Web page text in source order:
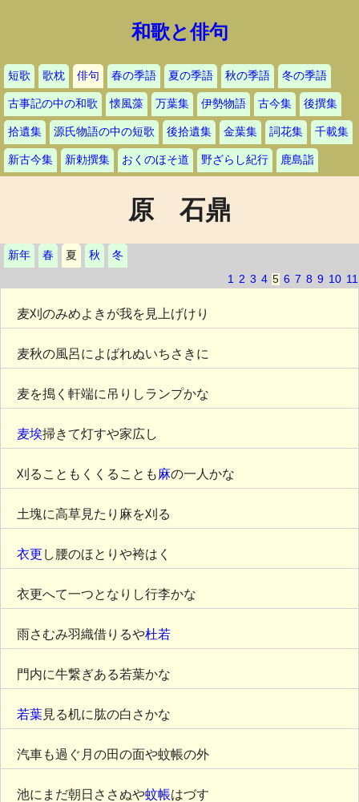
和歌と俳句
短歌 歌枕 俳句 春の季語 夏の季語 秋の季語 冬の季語
古事記の中の和歌 懐風藻 万葉集 伊勢物語 古今集 後撰集
拾遺集 源氏物語の中の短歌 後拾遺集 金葉集 詞花集 千載集
新古今集 新勅撰集 おくのほそ道 野ざらし紀行 鹿島詣
原 石鼎
新年 春 夏 秋
冬
1 2 3 4 5 6 7 8 9 10 11
麦刈のみめよきが我を見上げけり
麦秋の風呂によばれぬいちさきに
麦を搗く軒端に吊りしランプかな
麦埃掃きて灯すや家広し
刈ることもくくることも麻の一人かな
土塊に高草見たり麻を刈る
衣更 し腰のほとりや袴はく
衣更へて一つとなりし行李かな
雨さむみ羽織借りるや杜若
門内に牛繋ぎある若葉かな
若葉見る机に肱の白さかな
汽車も過ぐ月の田の面や蚊帳の外
池にまだ朝日ささぬや蚊帳はづす